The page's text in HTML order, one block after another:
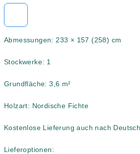
Abmessungen: 233 × 157 (258) cm
Stockwerke: 1
Grundfläche: 3,6 m²
Holzart: Nordische Fichte
Kostenlose Lieferung auch nach
Lieferoptionen:
T
E